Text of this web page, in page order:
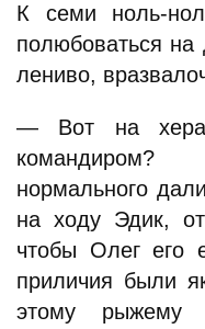
К семи ноль-
полюбоваться на
лениво,
— Вот на
нормального
на ходу Эдик,
чтобы Олег его
приличия были
этому рыжему